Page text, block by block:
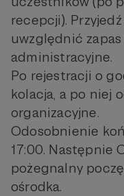
recepcji).
uwzględnić
administracyjne.
Po rejestracji o
kolacja, a po niej
organizacyjne.
Odosobnienie
17:00. Następnie
pożegnalny
ośrodka.